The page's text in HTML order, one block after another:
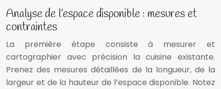
Analyse de l’espace disponible : mesures et
contraintes
La première étape consiste à mesurer et
cartographier avec précision la cuisine existante.
Prenez des mesures détaillées de la longueur, de la
largeur et de la hauteur de l’espace disponible. Notez